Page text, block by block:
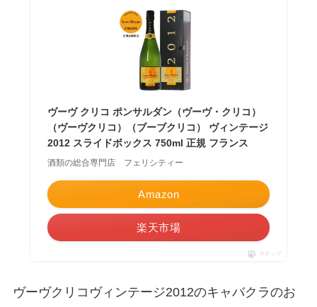
ヴーヴ クリコ ポンサルダン（ヴーヴ・クリコ）
（ヴーヴクリコ）（ブーブクリコ） ヴィンテージ
2012 スライドボックス 750ml 正規 フランス
酒類の総合専門店 フェリシティー
Amazon
楽天市場
ポチップ
ヴーヴクリコヴィンテージ2012のキャバクラのお